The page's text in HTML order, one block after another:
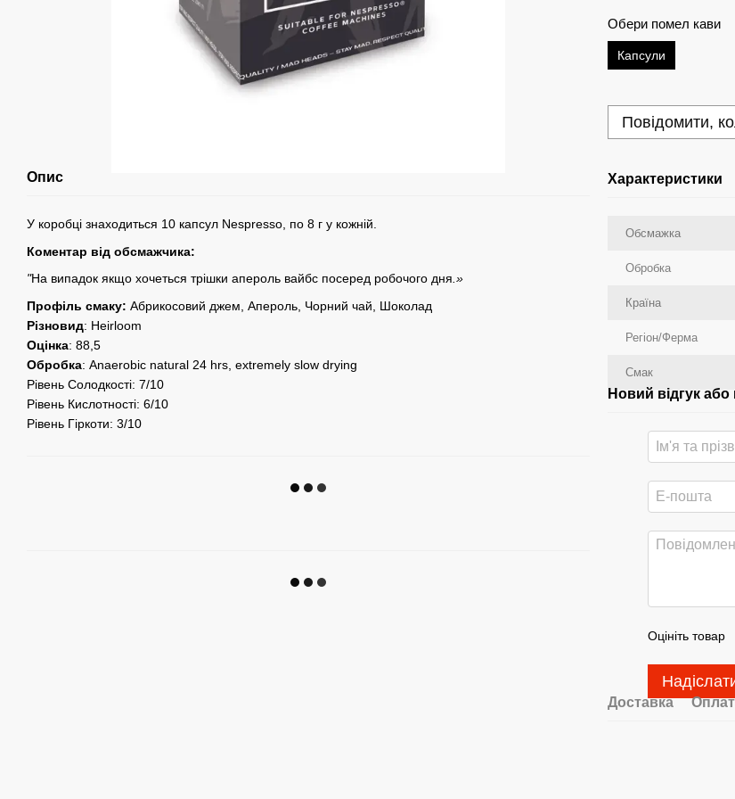
Опис
У коробці знаходиться 10 капсул Nespresso, по 8 г у кожній.
Коментар від обсмажчика:
"На випадок якщо хочеться трішки апероль вайбс посеред робочого дня .»
Профіль смаку: Абрикосовий джем, Апероль, Чорний чай, Шоколад
Різновид: Heirloom
Оцінка: 88,5
Обробка: Anaerobic natural 24 hrs, extremely slow drying
Рівень Солодкості: 7/10
Рівень Кислотності: 6/10
Рівень Гіркоти: 3/10
Обери помел кави
Капсули
Повідомити,
Характеристики
Обсмажка
Обробка
Країна
Регіон/Ферма
Смак
Новий відгук
Оцініть товар
Доставка